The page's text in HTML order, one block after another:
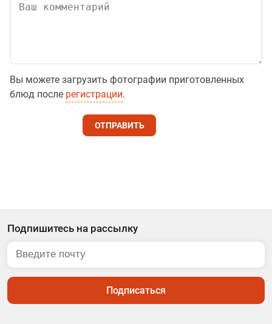
Вы можете загрузить фотографии приготовленных
блюд после регистрации.
ОТПРАВИТЬ
Подпишитесь на рассылку
Подписаться